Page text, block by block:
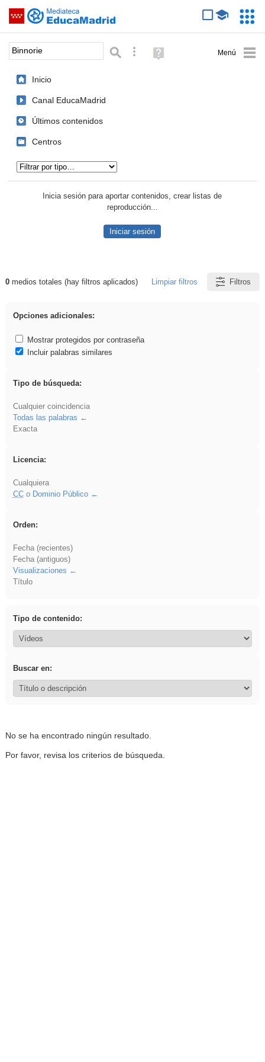
Saltar navegación
Palabra o frase: Búsqueda avanzada
Ayuda
(en
Inicio
Canal EducaMadrid
Últimos contenidos
Centros
Inicia sesión para aportar contenidos, crear listas de
reproducción...
Iniciar sesión
Resultados de: Binnorie
0medios totales (hay filtros aplicados) Limpiar filtros Filtros
Opciones adicionales:
Mostrar protegidos por contraseña
Incluir palabras similares
Tipo de búsqueda:
Cualquier coincidencia
Todas las palabras
Exacta
Licencia:
Cualquiera
CCo Dominio Público
Orden:
Fecha (recientes)
Fecha (antiguos)
Visualizaciones
Título
Tipo de contenido:
Buscar en:
No se ha encontrado ningún resultado.
Por favor, revisa los criterios de búsqueda.